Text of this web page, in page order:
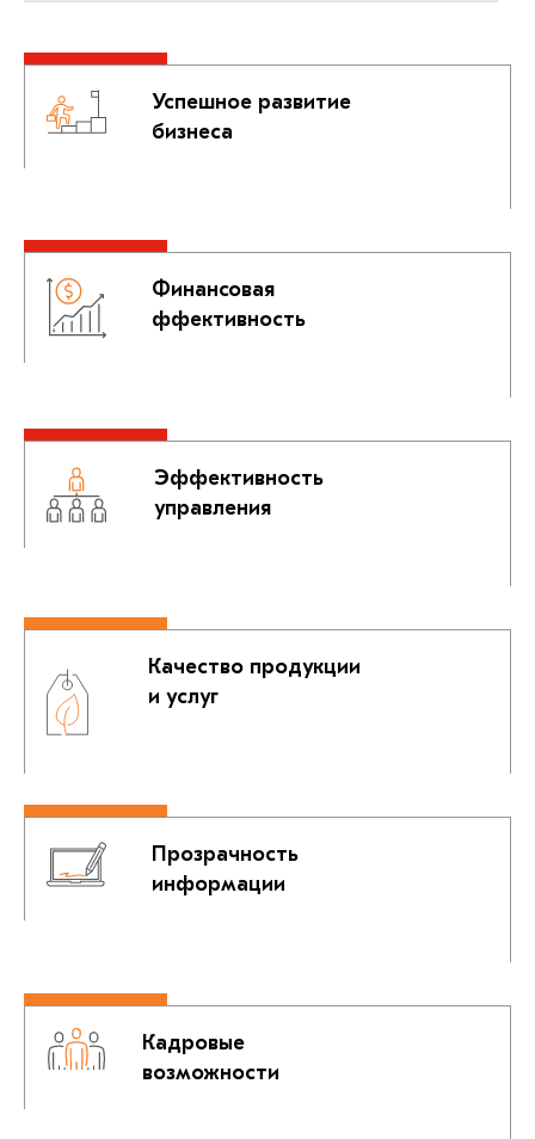
Успешное развитие
бизнеса
Финансовая
ффективность
Эффективность
управления
Качество продукции
и услуг
Прозрачность
информации
Кадровые
возможности